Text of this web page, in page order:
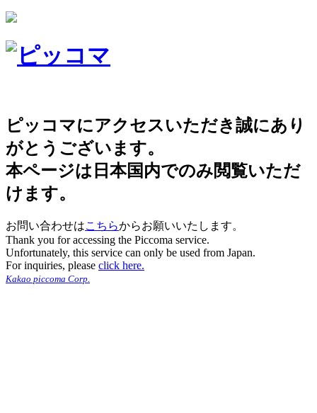
ピッコマにアクセスいただき誠にあり
がとうございます。
本ページは日本国内でのみ閲覧いただ
けます。
お問い合わせはこちらからお願いいたします。
Thank you for accessing the Piccoma service.
Unfortunately, this service can only be used from Japan.
For inquiries, please click here.
Kakao piccoma Corp.